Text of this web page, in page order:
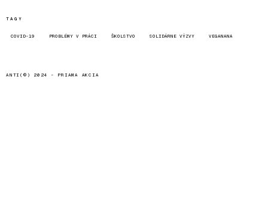
TAGY
COVID-19 PROBLÉMY V PRÁCI ŠKOLSTVO SOLIDÁRNE VÝZVY VEGANANA
ANTI(©) 2024 - PRIAMA AKCIA